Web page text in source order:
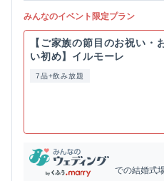
みんなのイベント限定プラン
【ご家族の節目のお祝い・
い初め】イルモーレ
7品+飲み放題
での結婚式